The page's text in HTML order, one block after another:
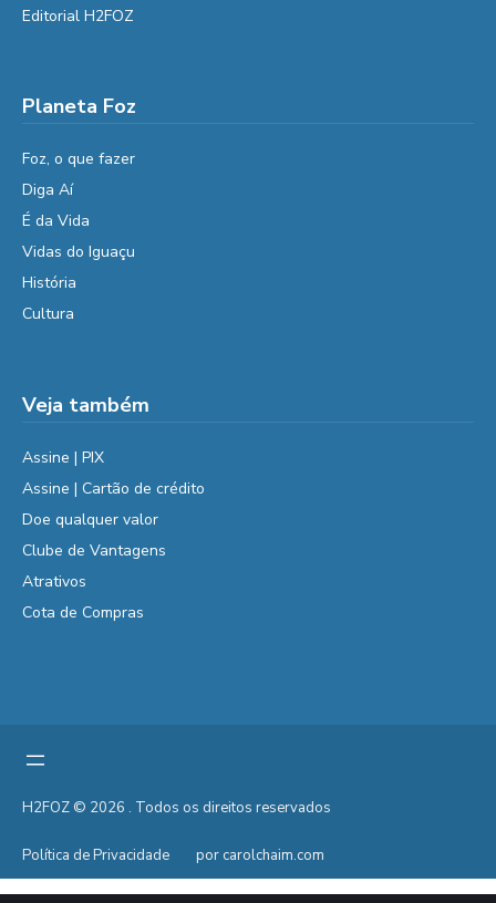
Editorial H2FOZ
Planeta Foz
Foz, o que fazer
Diga Aí
É da Vida
Vidas do Iguaçu
História
Cultura
Veja também
Assine | PIX
Assine | Cartão de crédito
Doe qualquer valor
Clube de Vantagens
Atrativos
Cota de Compras
H2FOZ © 2026 . Todos os direitos reservados
Política de Privacidade por carolchaim.com